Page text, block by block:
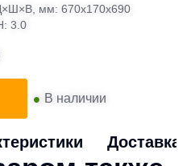
мм: 670х170х690
3.0
• В наличии
Доставка